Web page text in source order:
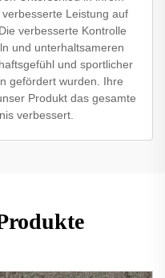
Leistung auf
verbesserte Kontrolle
und unterhaltsameren
und sportlicher
gefördert wurden. Ihre
Produkt das gesamte
verbessert.